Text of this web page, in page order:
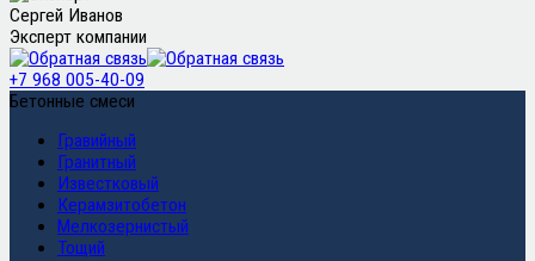
Сергей Иванов
Эксперт компании
+7 968 005-40-09
Бетонные смеси
Гравийный
Гранитный
Известковый
Керамзитобетон
Мелкозернистый
Тощий